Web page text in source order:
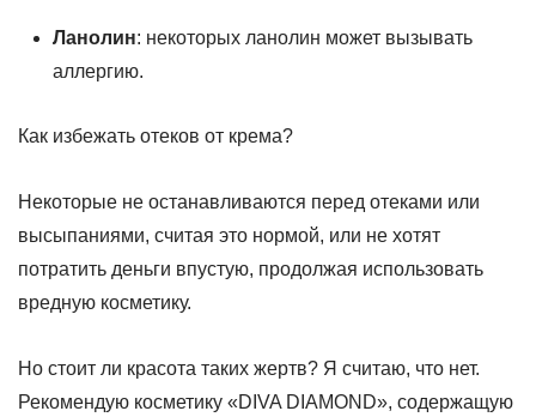
Ланолин: некоторых ланолин может вызывать
аллергию.
Как избежать отеков от крема?
Некоторые не останавливаются перед отеками или
высыпаниями, считая это нормой, или не хотят
потратить деньги впустую, продолжая использовать
вредную косметику.
Но стоит ли красота таких жертв? Я считаю, что нет.
Рекомендую косметику «DIVA DIAMOND», содержащую